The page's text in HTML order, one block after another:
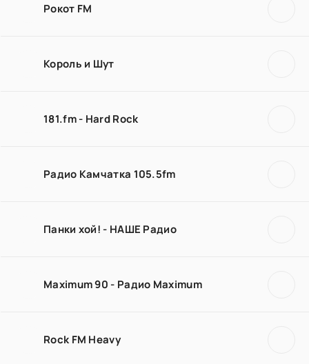
Рокот FM
Король и Шут
181.fm - Hard Rock
Радио Камчатка 105.5fm
Панки хой! - НАШЕ Радио
Maximum 90 - Радио Maximum
Rock FM Heavy